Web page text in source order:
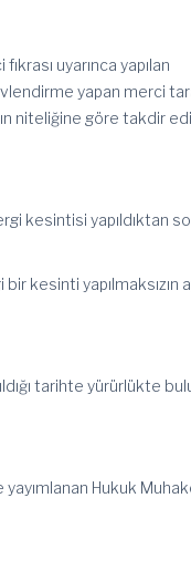
uyarınca yapılan
yapan merci
niteliğine göre takdir
kesintisi yapıldıktan
kesinti yapılmaksızın
tarihte yürürlükte
yayımlanan Hukuk